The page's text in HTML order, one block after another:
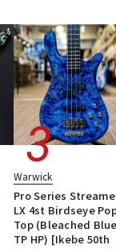
Warwick
Pro Series
LX 4st Birdseye
Top (Bleached
TP HP) [Ikebe 50th